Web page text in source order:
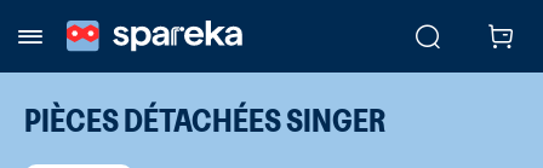
PIÈCES DÉTACHÉESSINGER